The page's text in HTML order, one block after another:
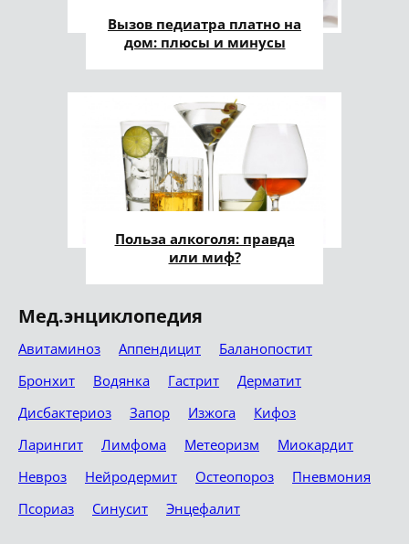
Вызов педиатра платно на
дом: плюсы и минусы
Польза алкоголя: правда
или миф?
Мед.энциклопедия
Авитаминоз Аппендицит
Баланопостит
Бронхит
Водянка Гастрит
Дерматит
Дисбактериоз
Запор Изжога
Кифоз
Ларингит
Лимфома Метеоризм
Миокардит
Невроз
Нейродермит Остеопороз
Пневмония
Псориаз
Синусит Энцефалит